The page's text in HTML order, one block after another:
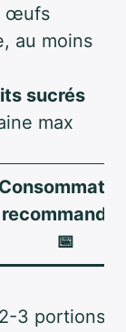
œufs
au moins
sucrés
max
📅
2-3 portions